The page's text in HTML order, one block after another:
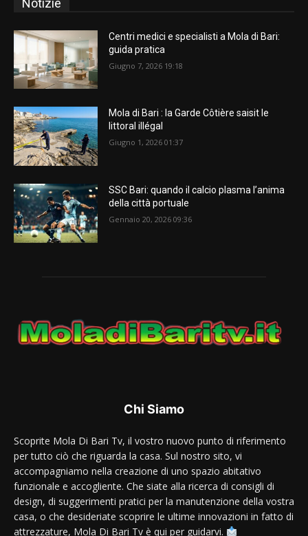
Centri medici e specialisti a Mola di Bari:
guida pratica
Giugno 7, 2026 19:18
Mola di Bari : la Garde Côtière saisit le
littoral illégal
Giugno 1, 2026 01:37
SSC Bari: quando il calcio plasma l’anima
della città portuale
Gennaio 20, 2026 09:36
Chi Siamo
Scoprite Mola Di Bari Tv, il vostro nuovo punto di riferimento
per tutto ciò che riguarda la casa. Sul nostro sito, vi
accompagniamo nella creazione di uno spazio abitativo
funzionale e accogliente. Che siate alla ricerca di consigli di
design, di suggerimenti pratici per la manutenzione della vostra
casa, o che desideriate scoprire le ultime innovazioni in fatto di
attrezzature, Mola Di Bari Tv è qui per guidarvi.